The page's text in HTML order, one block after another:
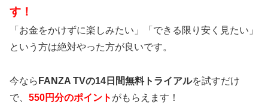
す！
「お金をかけずに楽しみたい」「できる限り安く見たい」
という方は絶対やった方が良いです。
今なら FANZA TVの14日間無料トライアルを試すだけ
で、 550円分のポイント がもらえます！